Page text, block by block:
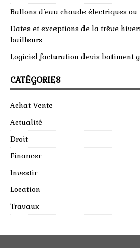
Ballons d’eau chaude électriques
Dates et exceptions de la trêve
bailleurs
Logiciel facturation devis batiment
CATÉGORIES
Achat-Vente
Actualité
Droit
Financer
Investir
Location
Travaux